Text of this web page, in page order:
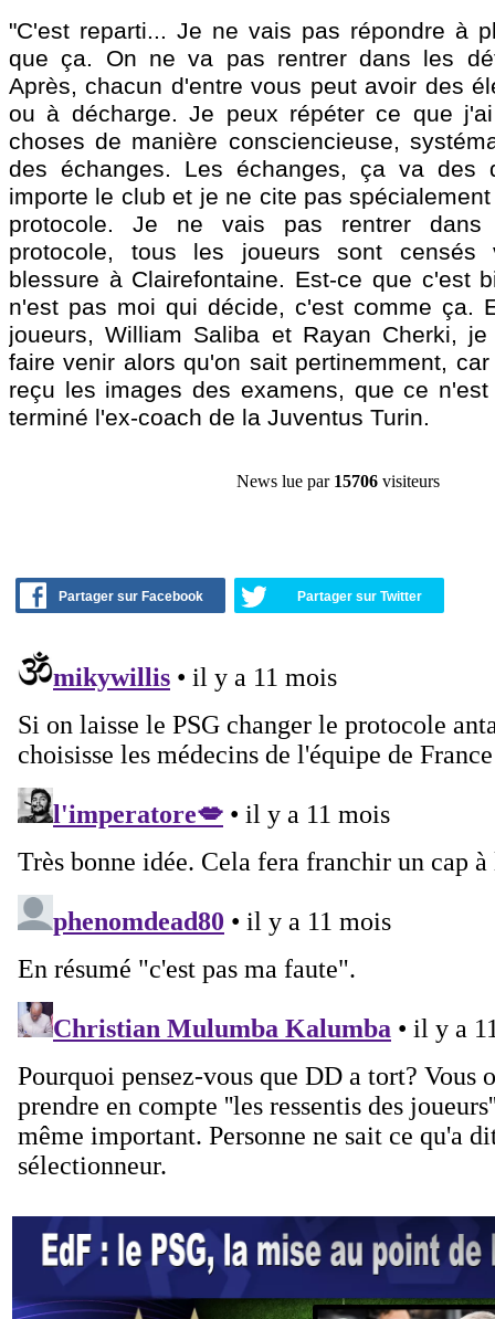
"C'est reparti... Je ne vais pas répondre à
que ça. On ne va pas rentrer dans les
Après, chacun d'entre vous peut avoir des
ou à décharge. Je peux répéter ce que
choses de manière consciencieuse,
des échanges. Les échanges, ça va des
importe le club et je ne cite pas
protocole. Je ne vais pas rentrer
protocole, tous les joueurs sont censés
blessure à Clairefontaine. Est-ce que c'est
n'est pas moi qui décide, c'est comme ça.
joueurs, William Saliba et Rayan Cherki,
faire venir alors qu'on sait pertinemment,
reçu les images des examens, que ce
terminé l'ex-coach de la Juventus Turin.
News lue par 15706 visiteurs
Partager sur Facebook Partager sur Twitter